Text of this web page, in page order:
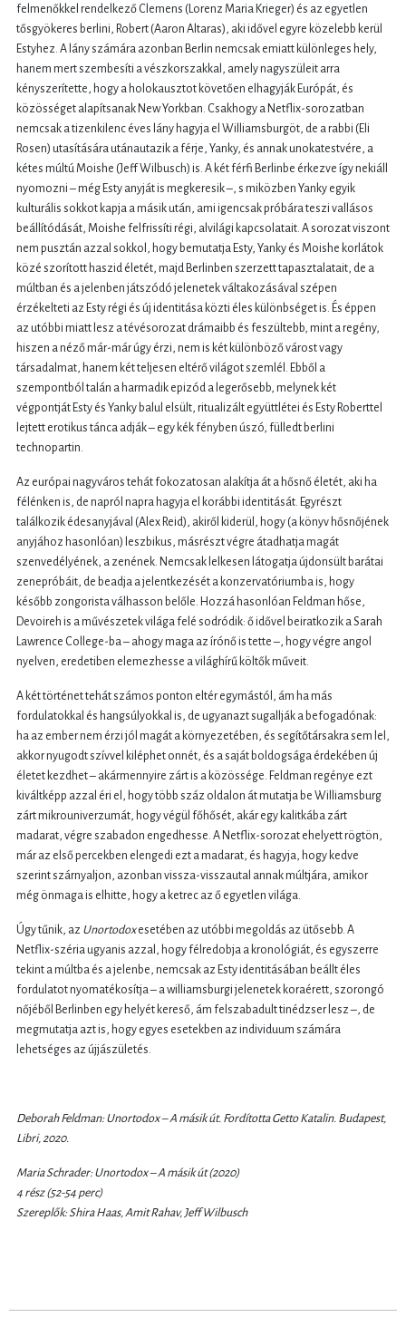
felmenőkkel rendelkező Clemens (Lorenz Maria Krieger) és az egyetlen
tősgyökeres berlini, Robert (Aaron Altaras), aki idővel egyre közelebb kerül
Estyhez. A lány számára azonban Berlin nemcsak emiatt különleges hely,
hanem mert szembesíti a vészkorszakkal, amely nagyszüleit arra
kényszerítette, hogy a holokausztot követően elhagyják Európát, és
közösséget alapítsanak New Yorkban. Csakhogy a Netflix-sorozatban
nemcsak a tizenkilenc éves lány hagyja el Williamsburgöt, de a rabbi (Eli
Rosen) utasítására utánautazik a férje, Yanky, és annak unokatestvére, a
kétes múltú Moishe (Jeff Wilbusch) is. A két férfi Berlinbe érkezve így nekiáll
nyomozni – még Esty anyját is megkeresik –, s miközben Yanky egyik
kulturális sokkot kapja a másik után, ami igencsak próbára teszi vallásos
beállítódását, Moishe felfrissíti régi, alvilági kapcsolatait. A sorozat viszont
nem pusztán azzal sokkol, hogy bemutatja Esty, Yanky és Moishe korlátok
közé szorított haszid életét, majd Berlinben szerzett tapasztalatait, de a
múltban és a jelenben játszódó jelenetek váltakozásával szépen
érzékelteti az Esty régi és új identitása közti éles különbséget is. És éppen
az utóbbi miatt lesz a tévésorozat drámaibb és feszültebb, mint a regény,
hiszen a néző már-már úgy érzi, nem is két különböző várost vagy
társadalmat, hanem két teljesen eltérő világot szemlél. Ebből a
szempontból talán a harmadik epizód a legerősebb, melynek két
végpontját Esty és Yanky balul elsült, ritualizált együttlétei és Esty Roberttel
lejtett erotikus tánca adják – egy kék fényben úszó, fülledt berlini
technopartin.
Az európai nagyváros tehát fokozatosan alakítja át a hősnő életét, aki ha
félénken is, de napról napra hagyja el korábbi identitását. Egyrészt
találkozik édesanyjával (Alex Reid), akiről kiderül, hogy (a könyv hősnőjének
anyjához hasonlóan) leszbikus, másrészt végre átadhatja magát
szenvedélyének, a zenének. Nemcsak lelkesen látogatja újdonsült barátai
zenepróbáit, de beadja a jelentkezését a konzervatóriumba is, hogy
később zongorista válhasson belőle. Hozzá hasonlóan Feldman hőse,
Devoireh is a művészetek világa felé sodródik: ő idővel beiratkozik a Sarah
Lawrence College-ba – ahogy maga az írónő is tette –, hogy végre angol
nyelven, eredetiben elemezhesse a világhírű költők műveit.
A két történet tehát számos ponton eltér egymástól, ám ha más
fordulatokkal és hangsúlyokkal is, de ugyanazt sugallják a befogadónak:
ha az ember nem érzi jól magát a környezetében, és segítőtársakra sem lel,
akkor nyugodt szívvel kiléphet onnét, és a saját boldogsága érdekében új
életet kezdhet – akármennyire zárt is a közössége. Feldman regénye ezt
kiváltképp azzal éri el, hogy több száz oldalon át mutatja be Williamsburg
zárt mikrouniverzumát, hogy végül főhősét, akár egy kalitkába zárt
madarat, végre szabadon engedhesse. A Netflix-sorozat ehelyett rögtön,
már az első percekben elengedi ezt a madarat, és hagyja, hogy kedve
szerint szárnyaljon, azonban vissza-visszautal annak múltjára, amikor
még önmaga is elhitte, hogy a ketrec az ő egyetlen világa.
Úgy tűnik, az Unortodoxesetében az utóbbi megoldás az ütősebb. A
Netflix-széria ugyanis azzal, hogy félredobja a kronológiát, és egyszerre
tekint a múltba és a jelenbe, nemcsak az Esty identitásában beállt éles
fordulatot nyomatékosítja – a williamsburgi jelenetek koraérett, szorongó
nőjéből Berlinben egy helyét kereső, ám felszabadult tinédzser lesz –, de
megmutatja azt is, hogy egyes esetekben az individuum számára
lehetséges az újjászületés.
Deborah Feldman: Unortodox – A másik út. Fordította Getto Katalin. Budapest,
Libri, 2020.
Maria Schrader: Unortodox – A másik út (2020)
4 rész (52-54 perc)
Szereplők: Shira Haas, Amit Rahav, Jeff Wilbusch